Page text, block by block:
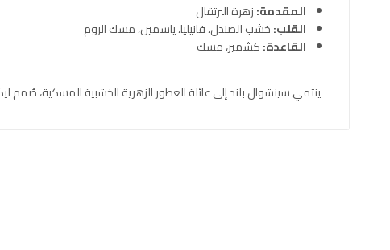
المقدمة:زهرة البرتقال
القلب:خشب الصندل، فانيليا، ياسمين، مسك الروم
القاعدة:كشمير، مسك
ينتمي سينشوال بلند إلى عائلة العطور الزهرية الخشبية المسكية،